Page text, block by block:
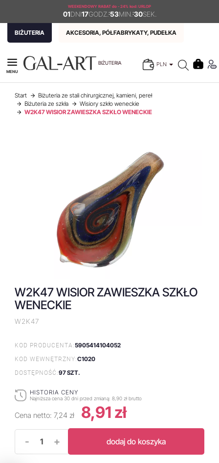
WEEKENDOWY RABAT do - 24% kod: URLOP
01DNI17GODZ. :53MIN. :30SEK.
BIŻUTERIA AKCESORIA, PÓŁFABRYKATY, PUDEŁKA
BIŻUTERIA PLN
MENU
Start
Biżuteria ze stali chirurgicznej, kamieni, pereł
Biżuteria ze szkła
Wisiory szkło weneckie
W2K47 WISIOR ZAWIESZKA SZKŁO WENECKIE
W2K47 WISIOR ZAWIESZKA SZKŁO
WENECKIE
W2K47
KOD PRODUCENTA:5905414104052
KOD WEWNĘTRZNY:C1020
DOSTĘPNOŚĆ:97 SZT.
HISTORIA CENY
Najniższa cena 30 dni przed zmianą: 8,90 zł brutto
Cena netto: 7,24 zł 8,91 zł
- + dodaj do koszyka